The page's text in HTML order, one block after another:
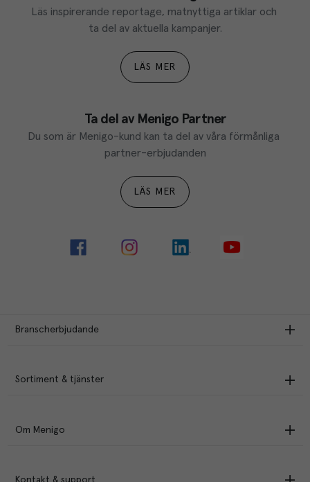
Läs inspirerande reportage, matnyttiga artiklar och
ta del av aktuella kampanjer.
LÄS MER
Ta del av Menigo Partner
Du som är Menigo-kund kan ta del av våra förmånliga
partner-erbjudanden
LÄS MER
Branscherbjudande
Sortiment & tjänster
Om Menigo
Kontakt & support